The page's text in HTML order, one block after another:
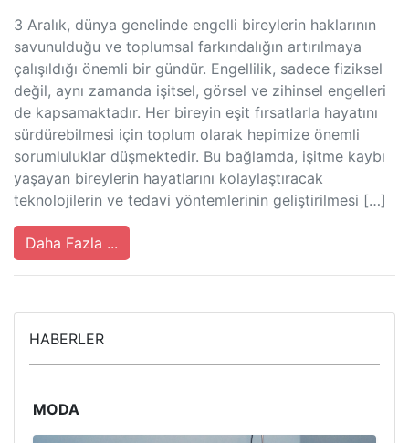
3 Aralık, dünya genelinde engelli bireylerin haklarının
savunulduğu ve toplumsal farkındalığın artırılmaya
çalışıldığı önemli bir gündür. Engellilik, sadece fiziksel
değil, aynı zamanda işitsel, görsel ve zihinsel engelleri
de kapsamaktadır. Her bireyin eşit fırsatlarla hayatını
sürdürebilmesi için toplum olarak hepimize önemli
sorumluluklar düşmektedir. Bu bağlamda, işitme kaybı
yaşayan bireylerin hayatlarını kolaylaştıracak
teknolojilerin ve tedavi yöntemlerinin geliştirilmesi […]
Daha Fazla ...
HABERLER
MODA